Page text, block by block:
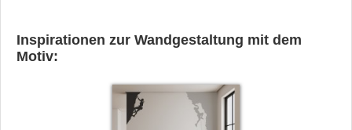
Inspirationen zur Wandgestaltung mit dem
Motiv: